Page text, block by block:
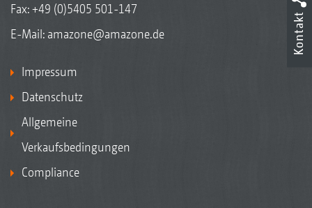
Fax: +49 (0)5405 501-147
E-Mail: amazone@amazone.de
Impressum
Datenschutz
Allgemeine
Verkaufsbedingungen
Compliance
Kontakt